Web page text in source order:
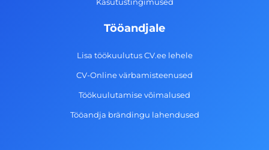
Kasutustingimused
Tööandjale
Lisa töökuulutus CV.ee lehele
CV-Online värbamisteenused
Töökuulutamise võimalused
Tööandja brändingu lahendused